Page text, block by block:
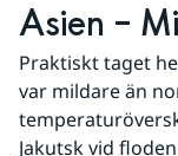
Asien –
Praktiskt taget
var mildare än
Jakutsk vid